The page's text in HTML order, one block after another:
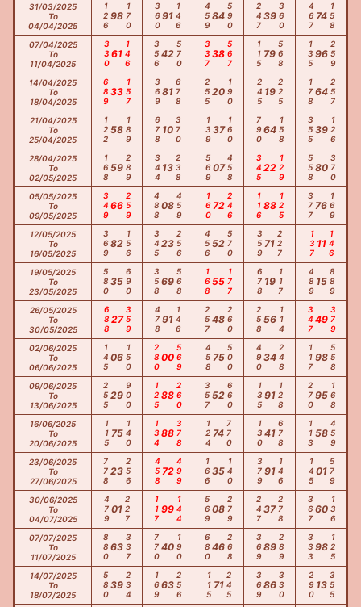
31/03/2025
To
04/04/2025
126 98 170 36091 146 459 84 590 247 39360 467 74158
07/04/2025
To
11/04/2025
330 61 146 356 42 570 337 38 567 115 79 568 135 96259
14/04/2025
To
18/04/2025
689 33 157 36981 678 255 20 190 245 19225 178 64257
21/04/2025
To
25/04/2025
122 58 189 678 10 370 139 37160 79064158 355 39126
28/04/2025
To
02/05/2025
16859 289 344 13 238 56907458 345 22129 558 80370
05/05/2025
To
09/05/2025
349 66 259 488 08 459 160 72246 116 88125 377 76 169
12/05/2025
To
16/05/2025
36982 156 345 23 256 456 52 570 359 71 227 137 11146
19/05/2025
To
23/05/2025
580 35 690 358 69 568 16855 177 678 19117 489 15889
26/05/2025
To
30/05/2025
688 27359 478 91 146 257 48 260 258 56114 347 49379
02/06/2025
To
06/06/2025
145 06 150 280 00 569 458 75500 49034248 117 98558
09/06/2025
To
13/06/2025
255 29 900 125 88 260 357 52 660 135 91128 270 95168
16/06/2025
To
20/06/2025
115 75140 134 88 378 124 74 770 130 41678 113 58459
23/06/2025
To
27/06/2025
778 23 256 458 72499 16635 140 379 91146 145 01579
30/06/2025
To
04/07/2025
479 01 227 117 99 144 56908 279 247 37278 36760136
07/07/2025
To
11/07/2025
880 63 337 770 40 190 680 46 268 36989289 333 98125
14/07/2025
To
18/07/2025
580 39 234 16963 256 115 71245 36986330 290 13355